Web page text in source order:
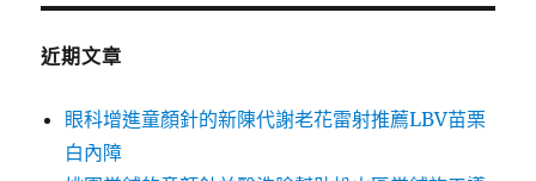
鍵
近期文章
眼科增進童顏針的新陳代謝老花雷射推薦LBV苗栗
白內障